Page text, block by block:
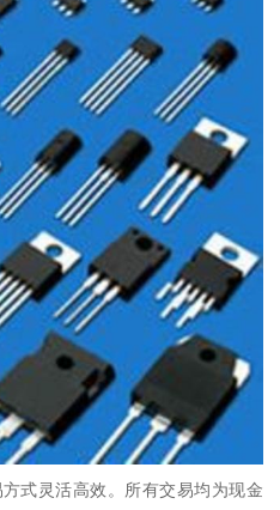
式灵活高效。所有交易均为现金